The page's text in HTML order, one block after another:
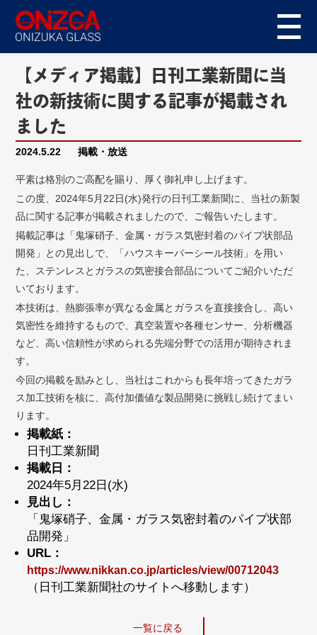
【メディア掲載】日刊工業新聞に当
社の新技術に関する記事が掲載され
ました
2024.5.22 掲載・放送
平素は格別のご高配を賜り、厚く御礼申し上げます。
この度、2024年5月22日(水)発行の日刊工業新聞に、当社の新製
品に関する記事が掲載されましたので、ご報告いたします。
掲載記事は「鬼塚硝子、金属・ガラス気密封着のパイプ状部品
開発」との見出しで、「ハウスキーパーシール技術」を用い
た、ステンレスとガラスの気密接合部品についてご紹介いただ
いております。
本技術は、熱膨張率が異なる金属とガラスを直接接合し、高い
気密性を維持するもので、真空装置や各種センサー、分析機器
など、高い信頼性が求められる先端分野での活用が期待されま
す。
今回の掲載を励みとし、当社はこれからも長年培ってきたガラ
ス加工技術を核に、高付加価値な製品開発に挑戦し続けてまい
ります。
掲載紙：
日刊工業新聞
掲載日：
2024年5月22日(水)
見出し：
「鬼塚硝子、金属・ガラス気密封着のパイプ状部
品開発」
URL：
https://www.nikkan.co.jp/articles/view/00712043
（日刊工業新聞社のサイトへ移動します）
一覧に戻る